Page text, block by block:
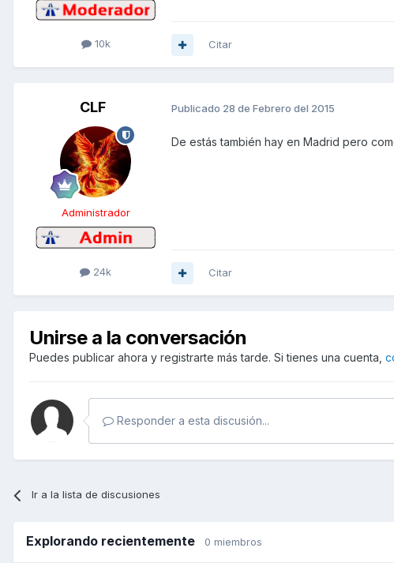
10k Citar
CLF
Administrador
24k
Publicado 28 de Febrero del 2015
De estás también hay en Madrid pero
Citar
Unirse a la conversación
Puedes publicar ahora y registrarte más tarde. Si tienes una cuenta,
Responder a esta discusión...
Ir a la lista de discusiones
Explorando recientemente 0 miembros